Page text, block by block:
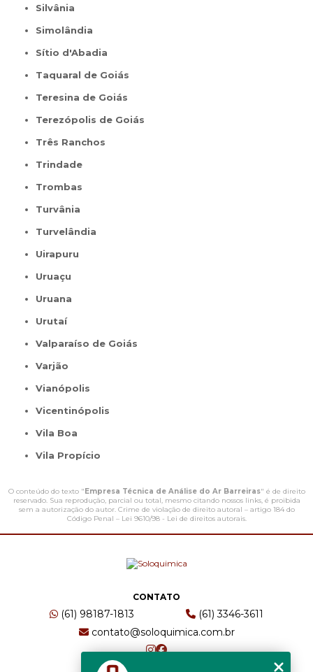
Silvânia
Simolândia
Sítio d'Abadia
Taquaral de Goiás
Teresina de Goiás
Terezópolis de Goiás
Três Ranchos
Trindade
Trombas
Turvânia
Turvelândia
Uirapuru
Uruaçu
Uruana
Urutaí
Valparaíso de Goiás
Varjão
Vianópolis
Vicentinópolis
Vila Boa
Vila Propício
O conteúdo do texto "Empresa Técnica de Análise do Ar Barreiras" é de direito
reservado. Sua reprodução, parcial ou total, mesmo citando nossos links, é proibida
sem a autorização do autor. Crime de violação de direito autoral – artigo 184 do
Código Penal – Lei 9610/98 - Lei de direitos autorais.
CONTATO
(61) 98187-1813
(61) 3346-3611
contato@soloquimica.com.br